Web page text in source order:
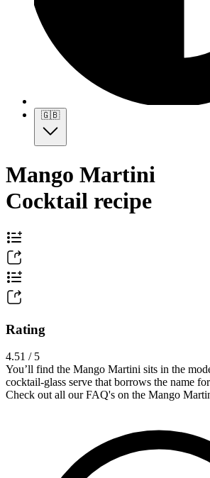
🇬🇧
Mango Martini
Cocktail recipe
Rating
4.51 / 5
You’ll find the Mango Martini sits in the
cocktail-glass serve that borrows the name
Check out all our FAQ's on the Mango